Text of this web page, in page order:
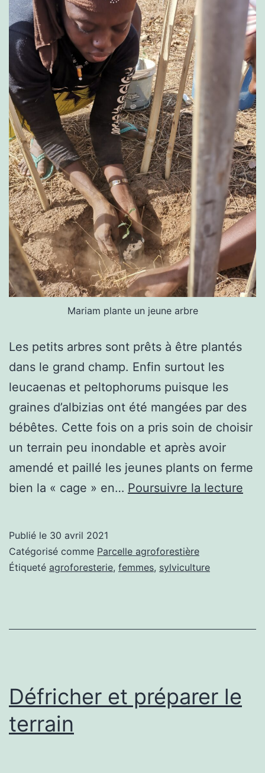
Mariam plante un jeune arbre
Les petits arbres sont prêts à être plantés
dans le grand champ. Enfin surtout les
leucaenas et peltophorums puisque les
graines d’albizias ont été mangées par des
bébêtes. Cette fois on a pris soin de choisir
un terrain peu inondable et après avoir
amendé et paillé les jeunes plants on ferme
bien la « cage » en… Poursuivre la lecture
Publié le 30 avril 2021
Catégorisé comme Parcelle agroforestière
Étiqueté agroforesterie, femmes, sylviculture
Défricher et préparer le
terrain